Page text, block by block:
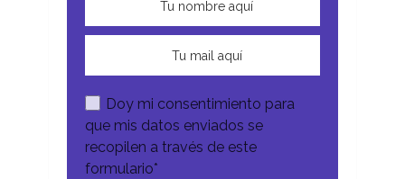
Doy mi consentimiento para
que mis datos enviados se
recopilen a través de este
formulario*